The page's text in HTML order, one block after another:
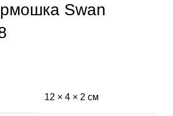
Swan
12 × 4 × 2 см